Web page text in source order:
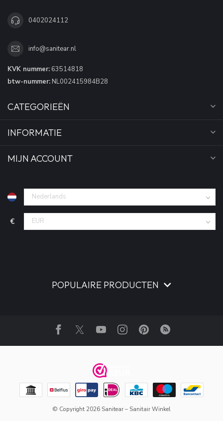
0402024112
info@sanitear.nl
KVK nummer: 63514818
btw-nummer: NL002415984B28
CATEGORIEËN
INFORMATIE
MIJN ACCOUNT
€
POPULAIRE PRODUCTEN
© Copyright 2026 Sanitear – Sanitair Winkel